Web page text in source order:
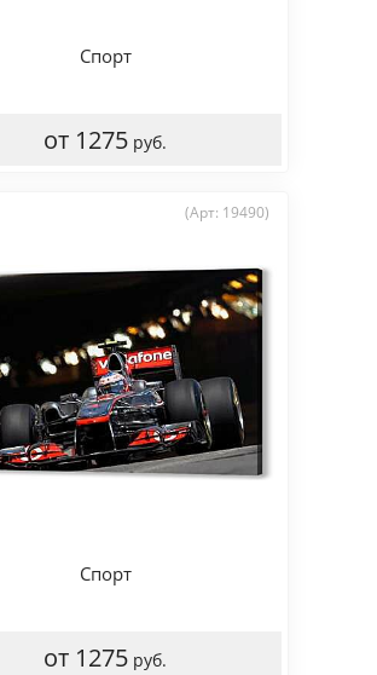
Спорт
от 1275 руб.
(Арт: 19490)
Спорт
от 1275 руб.